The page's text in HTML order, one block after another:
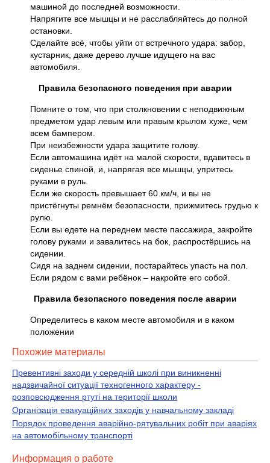
машиной до последней возможности.
Напрягите все мышцы и не расслабляйтесь до полной
остановки.
Сделайте всё, чтобы уйти от встречного удара: забор,
кустарник, даже дерево лучше идущего на вас
автомобиля.
Правила безопасного поведения при аварии
Помните о том, что при столкновении с неподвижным
предметом удар левым или правым крылом хуже, чем
всем бампером.
При неизбежности удара защитите голову.
Если автомашина идёт на малой скорости, вдавитесь в
сиденье спиной, и, напрягая все мышцы, упритесь
руками в руль.
Если же скорость превышает 60 км/ч, и вы не
пристёгнуты ремнём безопасности, прижмитесь грудью к
рулю.
Если вы едете на переднем месте пассажира, закройте
голову руками и завалитесь на бок, распростёршись на
сидении.
Сидя на заднем сидении, постарайтесь упасть на пол.
Если рядом с вами ребёнок – накройте его собой.
Правила безопасного поведения после аварии
Определитесь в каком месте автомобиля и в каком
положении
Похожие материалы
Превентивнi заходи у середнiй школi при виникненнi
надзвичайної ситуацiї техногенного характеру -
розповсюдження ртутi на територiї школи
Організація евакуаційних заходів у навчальному закладі
Порядок проведення аварійно-рятувальних робіт при аваріях
на автомобільному транспорті
Информация о работе